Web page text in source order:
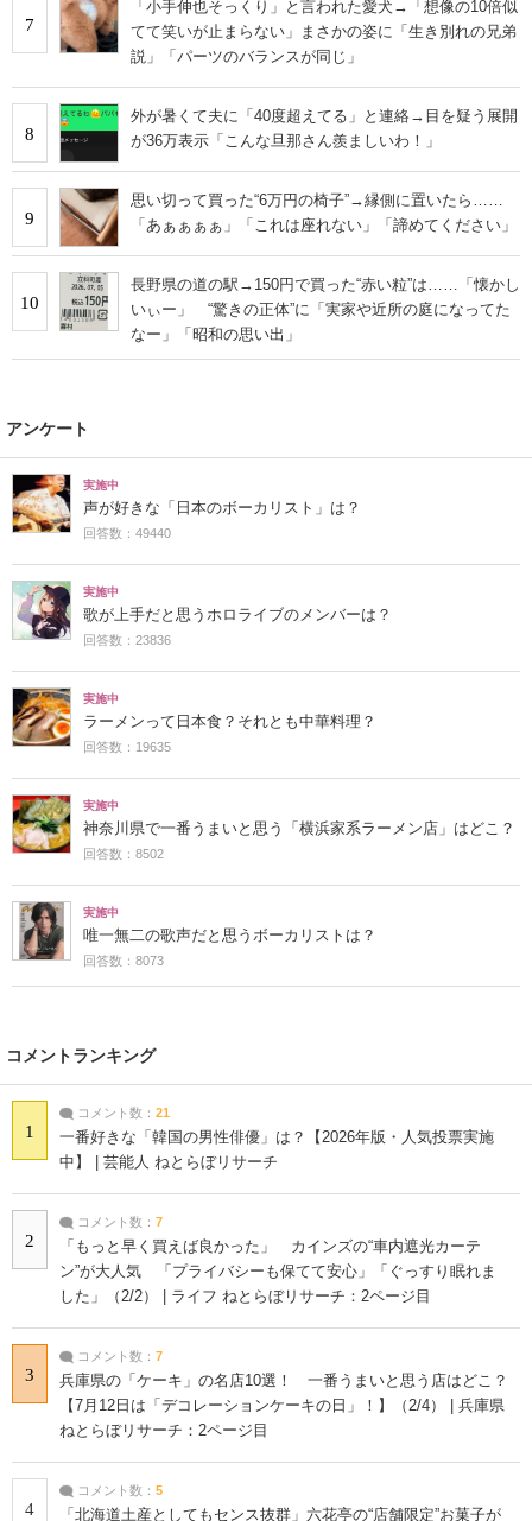
7
「小手伸也そっくり」と言われた愛犬→「想像の10倍似
てて笑いが止まらない」まさかの姿に「生き別れの兄弟
説」「パーツのバランスが同じ」
8
外が暑くて夫に「40度超えてる」と連絡→目を疑う展開
が36万表示「こんな旦那さん羨ましいわ！」
9
思い切って買った“6万円の椅子”→縁側に置いたら……
「あぁぁぁぁ」「これは座れない」「諦めてください」
10
長野県の道の駅→150円で買った“赤い粒”は……「懐かし
いぃー」 “驚きの正体”に「実家や近所の庭になってた
なー」「昭和の思い出」
アンケート
実施中
声が好きな「日本のボーカリスト」は？
回答数：49440
実施中
歌が上手だと思うホロライブのメンバーは？
回答数：23836
実施中
ラーメンって日本食？それとも中華料理？
回答数：19635
実施中
神奈川県で一番うまいと思う「横浜家系ラーメン店」はどこ？
回答数：8502
実施中
唯一無二の歌声だと思うボーカリストは？
回答数：8073
コメントランキング
1
コメント数： 21
一番好きな「韓国の男性俳優」は？【2026年版・人気投票実施
中】 | 芸能人 ねとらぼリサーチ
2
コメント数： 7
「もっと早く買えば良かった」 カインズの“車内遮光カーテ
ン”が大人気 「プライバシーも保てて安心」「ぐっすり眠れま
した」（2/2） | ライフ ねとらぼリサーチ：2ページ目
3
コメント数： 7
兵庫県の「ケーキ」の名店10選！ 一番うまいと思う店はどこ？
【7月12日は「デコレーションケーキの日」！】（2/4） | 兵庫県
ねとらぼリサーチ：2ページ目
4
コメント数： 5
「北海道土産としてもセンス抜群」六花亭の“店舗限定”お菓子が